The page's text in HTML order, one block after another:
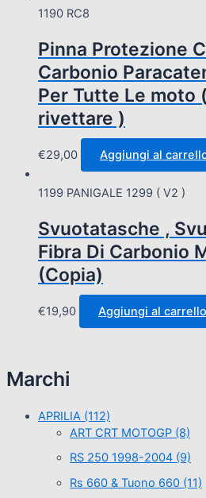
Marchi
APRILIA (112)
ART CRT MOTOGP (8)
RS 250 1998-2004 (9)
Rs 660 & Tuono 660 (11)
1190 RC8
Pinna Protezione
Carbonio
Per Tutte Le moto
rivettare )
€29,00 Aggiungi al
1199 PANIGALE 1299 ( V2 )
Svuotatasche ,
Fibra Di Carbonio
(Copia)
€19,90 Aggiungi al carrello